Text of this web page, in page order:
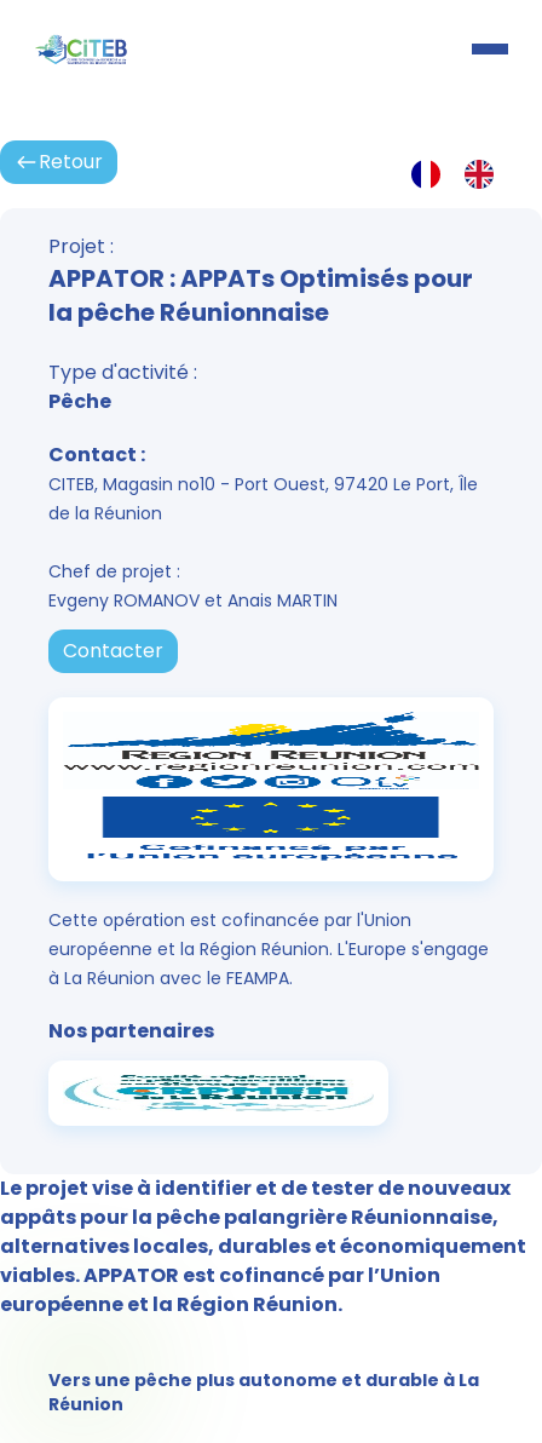
Retour
Projet :
APPATOR : APPATs Optimisés pour
la pêche Réunionnaise
Type d'activité :
Pêche
Contact :
CITEB, Magasin no10 - Port Ouest, 97420 Le Port, Île
de la Réunion
Chef de projet :
Evgeny ROMANOV et Anais MARTIN
Contacter
Cette opération est cofinancée par l'Union
européenne et la Région Réunion. L'Europe s'engage
à La Réunion avec le FEAMPA.
Nos partenaires
Le projet vise à identifier et de tester de nouveaux
appâts pour la pêche palangrière Réunionnaise,
alternatives locales, durables et économiquement
viables. APPATOR est cofinancé par l’Union
européenne et la Région Réunion.
Vers une pêche plus autonome et durable à La
Réunion